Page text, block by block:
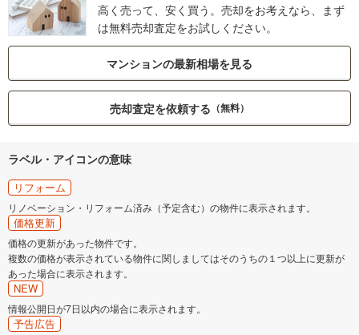
高く売って、安く買う。売却をお考えなら、まず
は無料売却査定をお試しください。
マンションの最新相場を見る
売却査定を依頼する （無料）
ラベル・アイコンの意味
リフォーム
リノベーション・リフォーム済み（予定含む）の物件に表示されます。
価格更新
価格の更新があった物件です。
複数の価格が表示されている物件に関しましてはそのうちの１つ以上に更新が
あった場合に表示されます。
NEW
情報公開日が7日以内の場合に表示されます。
予告広告